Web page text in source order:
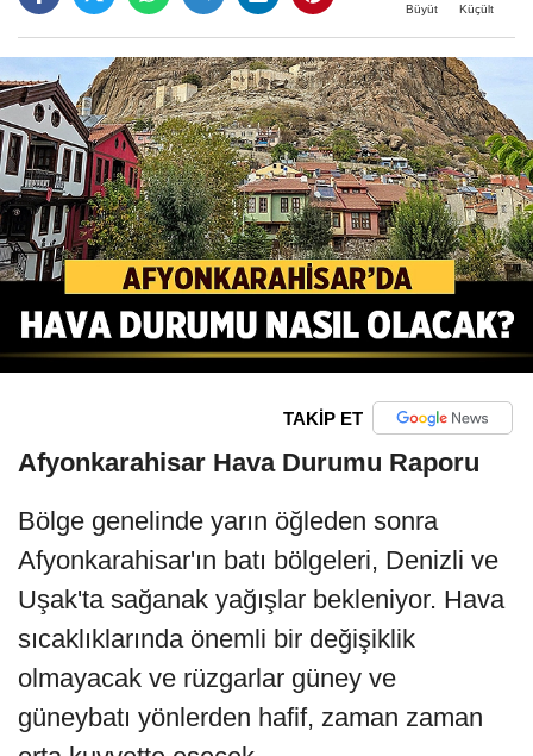
Büyüt Küçült
TAKİP ET
Afyonkarahisar Hava Durumu Raporu
Bölge genelinde yarın öğleden sonra
Afyonkarahisar'ın batı bölgeleri, Denizli ve
Uşak'ta sağanak yağışlar bekleniyor. Hava
sıcaklıklarında önemli bir değişiklik
olmayacak ve rüzgarlar güney ve
güneybatı yönlerden hafif, zaman zaman